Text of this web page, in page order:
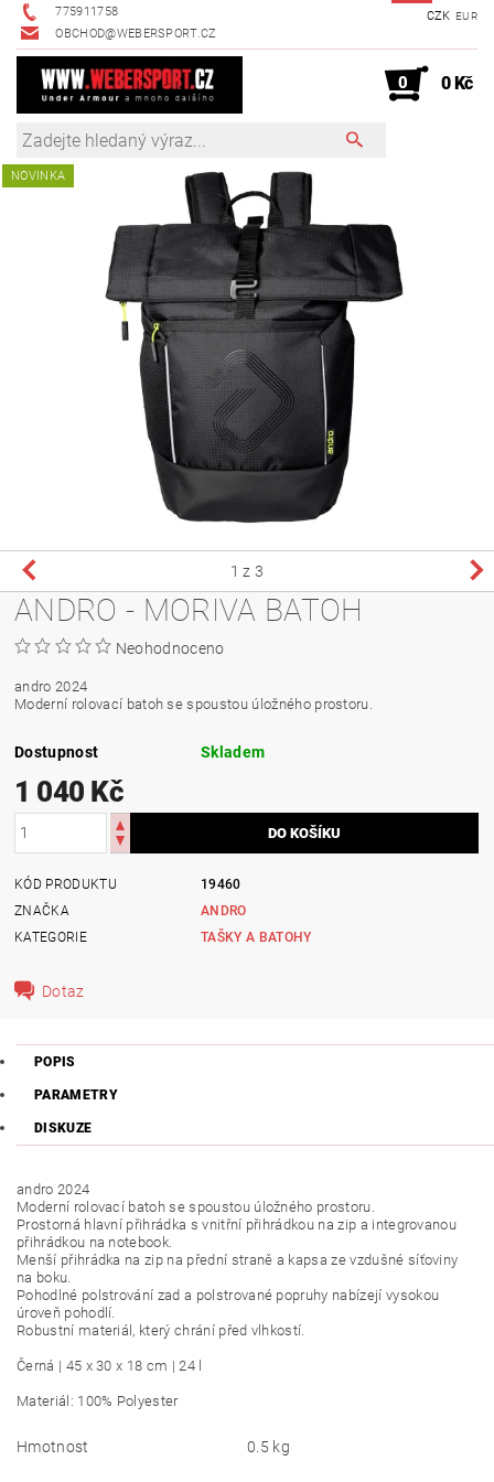
775911758
OBCHOD@WEBERSPORT.CZ
CZK EUR
0 0 Kč
NOVINKA
1 z 3
ANDRO - MORIVA BATOH
Neohodnoceno
andro 2024
Moderní rolovací batoh se spoustou úložného prostoru.
Dostupnost Skladem
1 040 Kč
KÓD PRODUKTU
19460
ZNAČKA
ANDRO
KATEGORIE
TAŠKY A BATOHY
Dotaz
POPIS
PARAMETRY
DISKUZE
andro 2024
Moderní rolovací batoh se spoustou úložného prostoru.
Prostorná hlavní přihrádka s vnitřní přihrádkou na zip a integrovanou
přihrádkou na notebook.
Menší přihrádka na zip na přední straně a kapsa ze vzdušné síťoviny
na boku.
Pohodlné polstrování zad a polstrované popruhy nabízejí vysokou
úroveň pohodlí.
Robustní materiál, který chrání před vlhkostí.
Černá | 45 x 30 x 18 cm | 24 l
Materiál: 100% Polyester
Hmotnost 0.5 kg